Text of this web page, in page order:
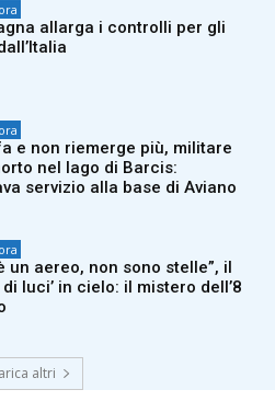
allarga i controlli per gli
e non riemerge più, militare
nel lago di Barcis:
servizio alla base di Aviano
un aereo, non sono stelle”, il
di luci’ in cielo: il mistero dell’8
altri